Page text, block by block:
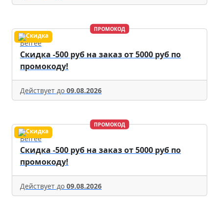
ПРОМОКОД
Befree
Скидка -500 руб на заказ от 5000 руб по
промокоду!
Действует до 09.08.2026
ПРОМОКОД
Befree
Скидка -500 руб на заказ от 5000 руб по
промокоду!
Действует до 09.08.2026